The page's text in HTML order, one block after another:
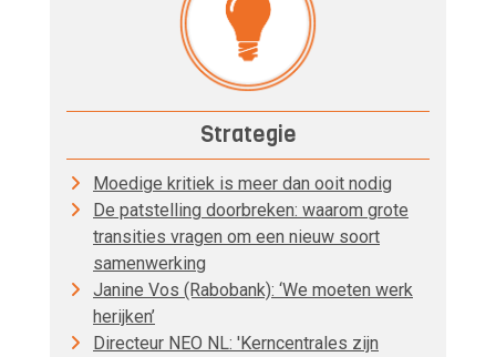
Strategie
Moedige kritiek is meer dan ooit nodig
De patstelling doorbreken: waarom grote
transities vragen om een nieuw soort
samenwerking
Janine Vos (Rabobank): ‘We moeten werk
herijken’
Directeur NEO NL: 'Kerncentrales zijn